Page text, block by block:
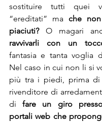
sostituire tutti quei
“ereditati” ma che
piaciuti?
ravvivarli con un
fantasia e tanta voglia
Nel caso in cui non li si
più tra i piedi, prima di
rivenditore di
di fare un giro
portali web che